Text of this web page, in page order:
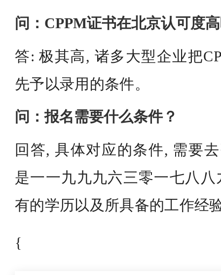
问：CPPM证书在北京认可度
答: 极其高, 诸多大型企业把
先予以录用的条件。
问：报名需要什么条件？
回答, 具体对应的条件, 需要
是一一九九九六三零一七八
有的学历以及所具备的工作经
{